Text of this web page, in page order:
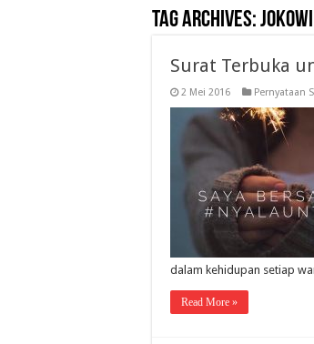
Tag Archives:Jokowi
Surat Terbuka
2 Mei 2016 Pernyataan
dalam kehidupan setiap
Read More »